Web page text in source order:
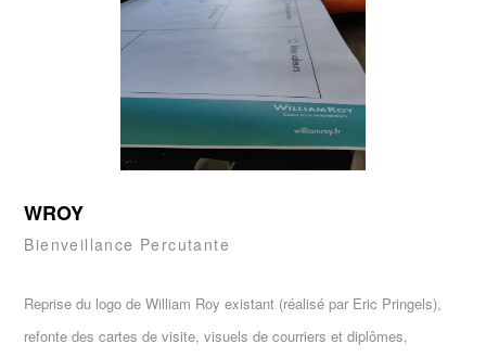
WROY
Bienveillance Percutante
Reprise du logo deWilliam Roy existant (réalisé par Eric Pringels),
refonte des cartes de visite, visuels de courriers et diplômes,